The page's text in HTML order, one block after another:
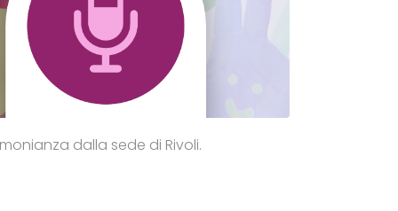
dalla sede di Rivoli.